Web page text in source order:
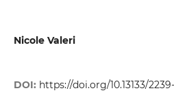
Nicole Valeri
DOI: https://doi.org/10.13133/